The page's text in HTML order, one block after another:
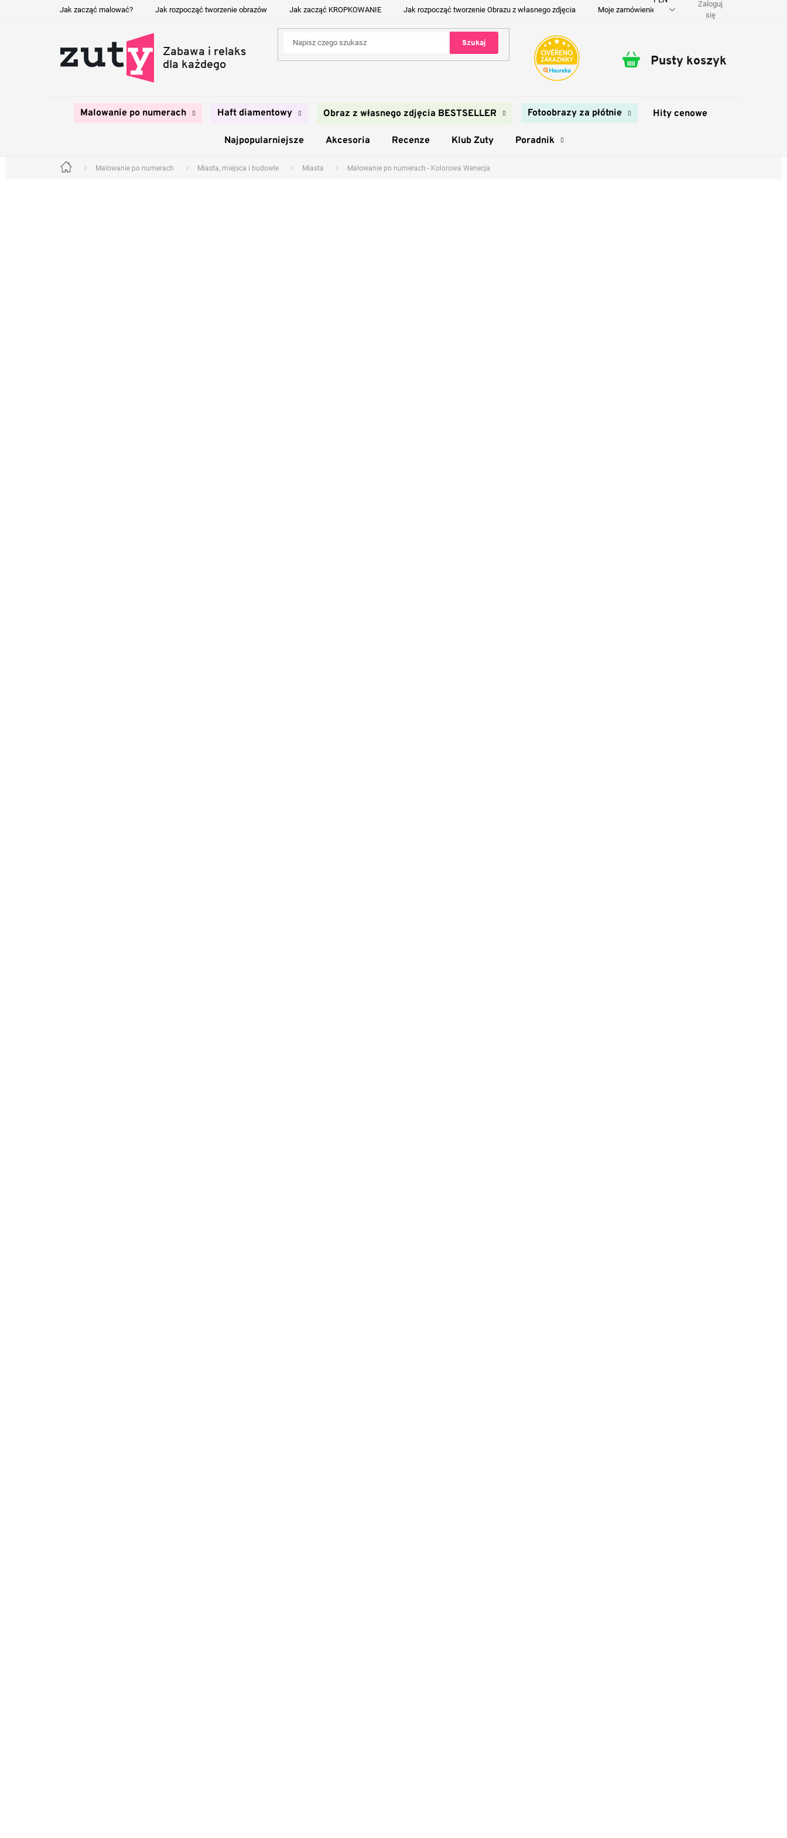
Jak zacząć malować? Jak rozpocząć tworzenie obrazów Jak zacząć KROPKOWANIE Jak rozpocząć tworzenie Obrazu z własnego zdjęcia Moje zamówienie Dostawa i płatność
Zaloguj
się
Szukaj
Koszyk
Pusty koszyk
Malowanie po numerach Haft diamentowy Obraz z własnego zdjęcia BESTSELLER Fotoobrazy za płótnie Hity cenowe
Najpopularniejsze Akcesoria Recenze Klub Zuty Poradnik
Home Malowanie po numerach Miasta, miejsca i budowle Miasta Malowanie po numerach - Kolorowa Wenecja